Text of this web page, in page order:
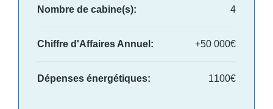
Nombre de cabine(s): 4
Chiffre d'Affaires Annuel: +50 000€
Dépenses énergétiques: 1100€